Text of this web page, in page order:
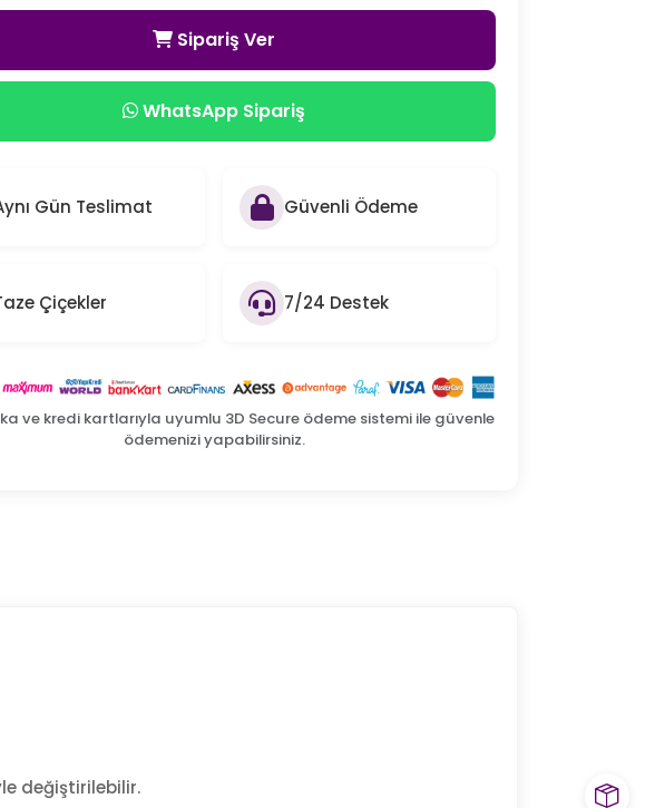
Sipariş Ver
WhatsApp Sipariş
Gün Teslimat Güvenli Ödeme
Çiçekler 7/24 Destek
ve kredi kartlarıyla uyumlu 3D Secure ödeme sistemi ile güvenle
ödemenizi yapabilirsiniz.
değiştirilebilir.